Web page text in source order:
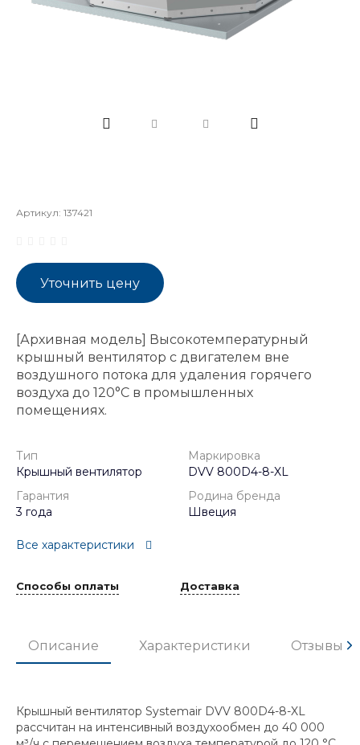
Артикул: 137421
Уточнить цену
[Архивная модель] Высокотемпературный
крышный вентилятор с двигателем вне
воздушного потока для удаления горячего
воздуха до 120°C в промышленных
помещениях.
Тип
Крышный вентилятор
Маркировка
DVV 800D4-8-XL
Гарантия
3 года
Родина бренда
Швеция
Все характеристики
Способы оплаты Доставка
Описание Характеристики Отзывы
Крышный вентилятор Systemair DVV 800D4-8-XL
рассчитан на интенсивный воздухообмен до 40 000